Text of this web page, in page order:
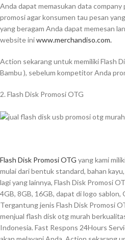
Anda dapat memasukan data
promosi agar konsumen tau pesan
yang beragam Anda dapat memesan
website iniwww.merchandiso.com.
Action sekarang untuk memiliki Flash
Bambu ), sebelum kompetitor Anda
2. Flash Disk Promosi OTG
Flash Disk Promosi OTG yang kami
mulai dari bentuk standard, bahan
lagi yang lainnya, Flash Disk Promosi
4GB, 8GB, 16GB, dapat di logo sablon,
Tergantung jenis Flash Disk Promosi
menjual flash disk otg murah
Indonesia. Fast Respons 24Hours